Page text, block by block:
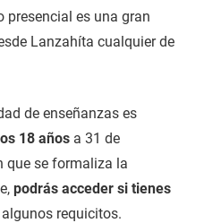
es una gran
Lanzahíta cualquier de
de enseñanzas es
18 años a 31 de
que se formaliza la
podrás acceder si tienes
requicitos.